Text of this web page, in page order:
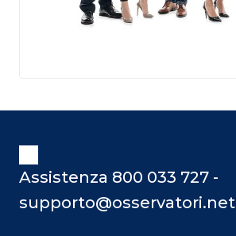
Assistenza 800 033 727 -
supporto@osservatori.net